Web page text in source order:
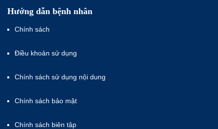
Hướng dẫn bệnh nhân
Chính sách
Điều khoản sử dụng
Chính sách sử dụng nội dung
Chính sách bảo mật
Chính sách biên tập